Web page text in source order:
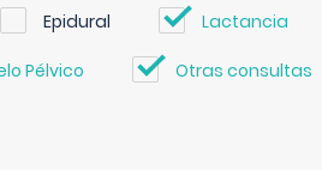
Epidural Lactancia
Pélvico Otras consultas